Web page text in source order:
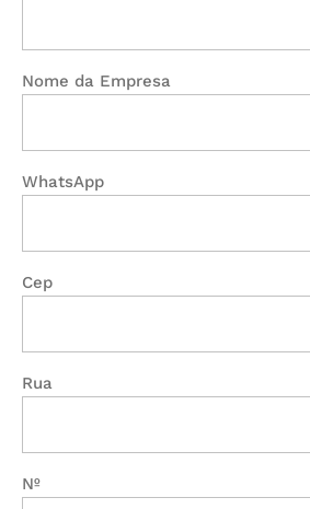
Nome da Empresa
WhatsApp
Cep
Rua
Nº